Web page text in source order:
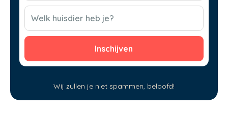
(Vereist)
CAPTCHA
Welk huisdier heb je?
Wij zullen je niet spammen, beloofd!